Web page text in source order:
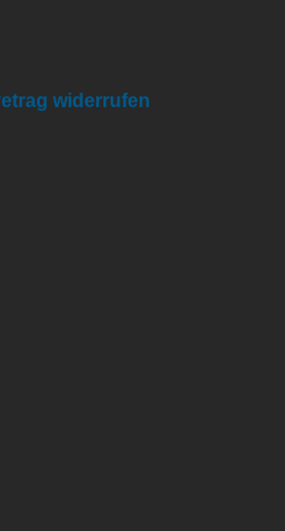
widerrufen